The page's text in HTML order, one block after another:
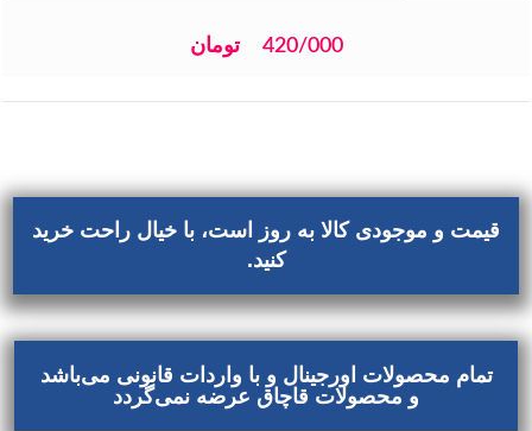
420/000 تومان
قیمت و موجودی کالا به روز است، با خیال راحت خرید
کنید.
تمام محصولات اورجینال و با واردات قانونی می‌باشد
و محصولات قاچاق عرضه نمی‌گردد